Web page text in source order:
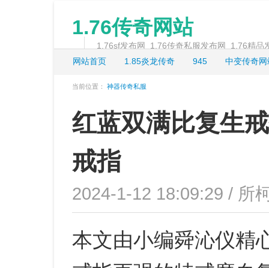
1.76传奇网站
1.76sf发布网_1.76传奇私服发布网_1.76精
网站首页
1.85炎龙传奇 945 中变传奇网
当前位置： 神器传奇私服
红蓝双满比复生
戒指
2024-1-12 18:09:29 / 所
本文由小编舜沁仪精